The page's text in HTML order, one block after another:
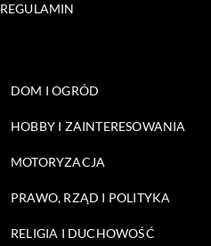
REGULAMIN
DOM I OGRÓD
HOBBY I ZAINTERESOWANIA
MOTORYZACJA
PRAWO, RZĄD I POLITYKA
RELIGIA I DUCHOWOŚĆ